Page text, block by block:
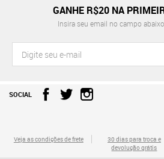
GANHE R$20 NA
Insira seu email no campo abaixo.
SOCIAL
Veja as condições de frete
30 dias para troca e
devolução grátis